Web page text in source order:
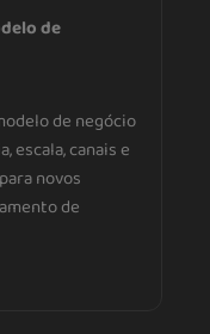
de
de negócio
escala, canais e
novos
de